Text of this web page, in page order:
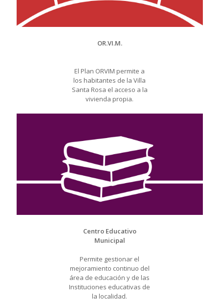
OR.VI.M.
El Plan ORVIM permite a
los habitantes de la Villa
Santa Rosa el acceso a la
vivienda propia.
Centro Educativo
Municipal
Permite gestionar el
mejoramiento continuo del
área de educación y de las
Instituciones educativas de
la localidad.